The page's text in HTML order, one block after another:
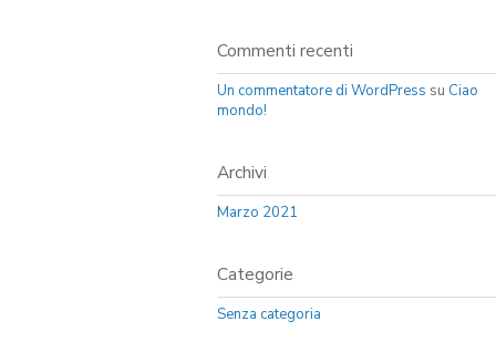
Commenti recenti
Un commentatore di WordPress su Ciao
mondo!
Archivi
Marzo 2021
Categorie
Senza categoria